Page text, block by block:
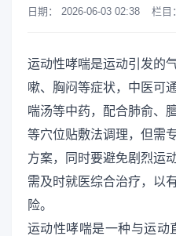
日期： 2026-06-03 02:38 栏目：
运动性哮喘是运动引发的
嗽、胸闷等症状，中医可
喘汤等中药，配合肺俞、
等穴位贴敷法调理，但需
方案，同时要避免剧烈运
需及时就医综合治疗，以
险。
运动性哮喘是一种与运动